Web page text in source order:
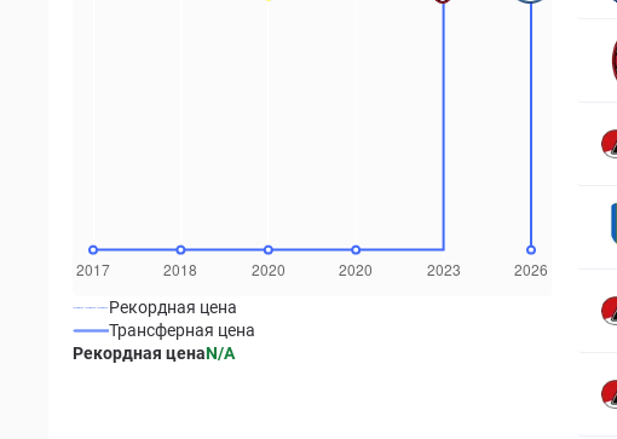
Рекордная цена
Трансферная цена
Рекордная ценаN/A